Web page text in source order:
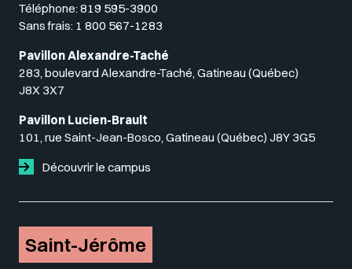
Téléphone: 819 595-3900
Sans frais: 1 800 567-1283
Pavillon Alexandre-Taché
283, boulevard Alexandre-Taché, Gatineau (Québec)
J8X 3X7
Pavillon Lucien-Brault
101, rue Saint-Jean-Bosco, Gatineau (Québec) J8Y 3G5
Découvrir le campus
Saint-Jérôme